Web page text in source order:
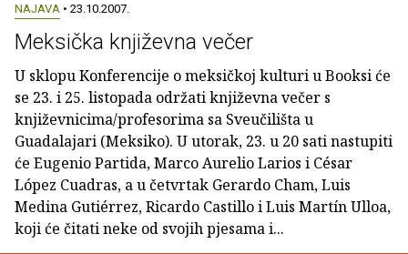
NAJAVA • 23.10.2007.
Meksička književna večer
U sklopu Konferencije o meksičkoj kulturi u Booksi će
se 23. i 25. listopada održati književna večer s
književnicima/profesorima sa Sveučilišta u
Guadalajari (Meksiko). U utorak, 23. u 20 sati nastupiti
će Eugenio Partida, Marco Aurelio Larios i César
López Cuadras, a u četvrtak Gerardo Cham, Luis
Medina Gutiérrez, Ricardo Castillo i Luis Martín Ulloa,
koji će čitati neke od svojih pjesama i...